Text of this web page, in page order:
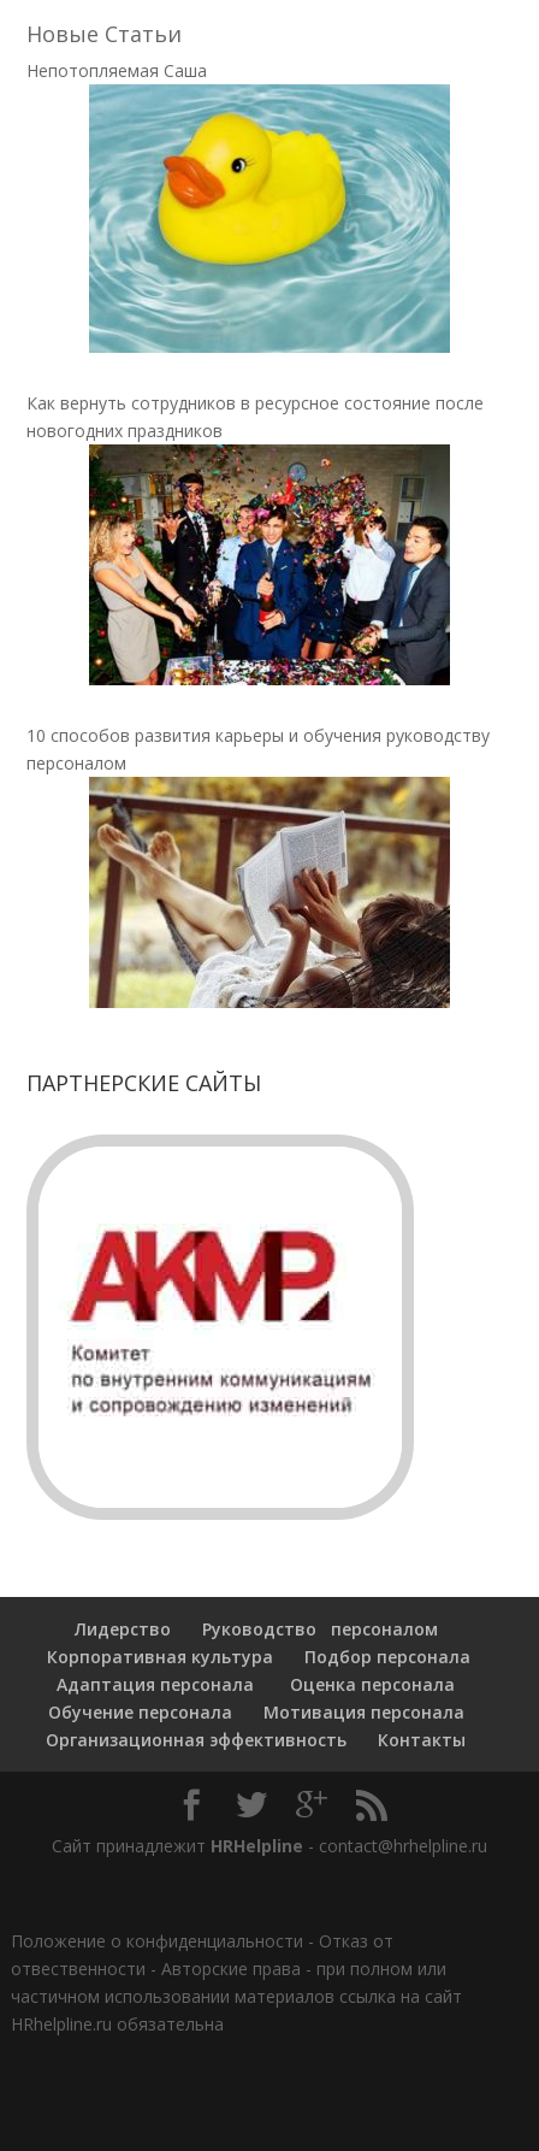
Новые Статьи
Непотопляемая Саша
Как вернуть сотрудников в ресурсное состояние после
новогодних праздников
10 способов развития карьеры и обучения руководству
персоналом
ПАРТНЕРСКИЕ САЙТЫ
Лидерство
Руководство персоналом
Корпоративная культура
Подбор персонала
Адаптация персонала
Оценка персонала
Обучение персонала
Мотивация персонала
Организационная эффективность
Контакты
Сайт принадлежит HRHelpline - contact@hrhelpline.ru
Положение о конфиденциальности - Отказ от
отвественности - Авторские права - при полном или
частичном использовании материалов ссылка на сайт
HRhelpline.ru обязательна